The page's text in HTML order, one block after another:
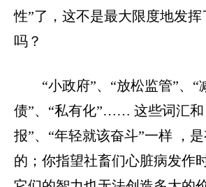
性”了，这不是最大限度地发挥
吗？
“小政府”、“放松监管”、“
债”、“私有化”…… 这些词汇和
报”、“年轻就该奋斗”一样 ，
的；你指望社畜们心脏病发作